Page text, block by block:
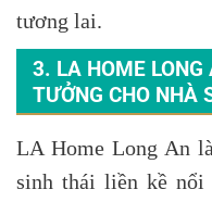
tương lai.
3. LA HOME
TƯỞNG CHO NHÀ
LA Home Long An
sinh thái liền kề nổi